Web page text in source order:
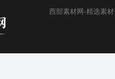
西部素材网-精选素